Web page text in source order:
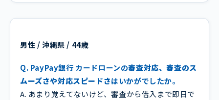
男性 / 沖縄県 / 44歳
Q. PayPay銀行 カードローンの審査対応、審査のス
ムーズさや対応スピードさはいかがでしたか。
A. あまり覚えてないけど、審査から借入まで即日で